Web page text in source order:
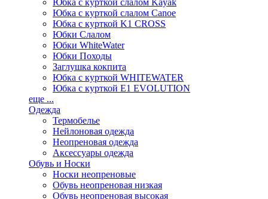
Юбка с курткой слалом Kayak
Юбка с курткой слалом Canoe
Юбка с курткой K1 CROSS
Юбки Слалом
Юбки WhiteWater
Юбки Походы
Заглушка кокпита
Юбка с курткой WHITEWATER
Юбка с курткой E1 EVOLUTION
еще ...
Одежда
Термобелье
Нейлоновая одежда
Неопреновая одежда
Аксессуары одежда
Обувь и Носки
Носки неопреновые
Обувь неопреновая низкая
Обувь неопреновая высокая